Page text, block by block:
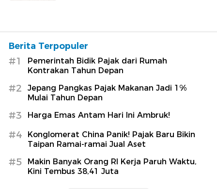
Berita Terpopuler
#1
Pemerintah Bidik Pajak dari Rumah
Kontrakan Tahun Depan
#2
Jepang Pangkas Pajak Makanan Jadi 1%
Mulai Tahun Depan
#3 Harga Emas Antam Hari Ini Ambruk!
#4
Konglomerat China Panik! Pajak Baru Bikin
Taipan Ramai-ramai Jual Aset
#5
Makin Banyak Orang RI Kerja Paruh Waktu,
Kini Tembus 38,41 Juta